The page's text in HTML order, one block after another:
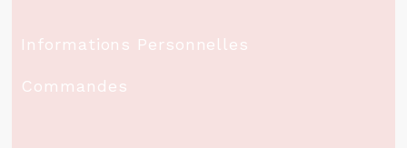
Informations Personnelles
Commandes